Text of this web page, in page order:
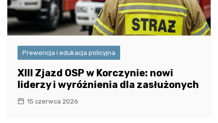
Prewencja i edukacja policyjna
XIII Zjazd OSP w Korczynie: nowi
liderzy i wyróżnienia dla zasłużonych
15 czerwca 2026